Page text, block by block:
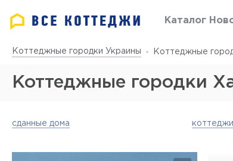
Каталог
Коттеджные городки Украины Коттеджные
Коттеджные городки
сданные дома коттеджи